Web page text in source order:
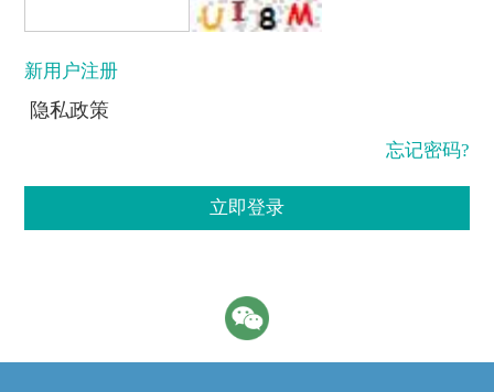
新用户注册
隐私政策
忘记密码?
立即登录